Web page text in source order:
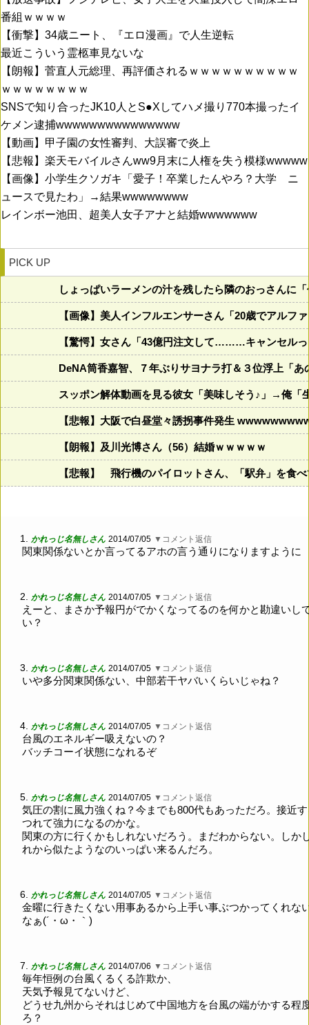
番組ｗｗｗｗ
【衝撃】34歳ニート、『エロ漫画』で人生逆転
最近こういう霊柩車見ないな
【朗報】菅直人元総理、再評価されるｗｗｗｗｗｗｗｗｗｗ
ｗｗｗｗｗｗｗｗ
SNSで知り合ったJK10人とS●Xしてハメ撮り770本撮ったイ
ケメン逮捕wwwwwwwwwwwwwww
【動画】甲子園の女性審判、大誤審で炎上
【悲報】楽天モバイルさんww9月末に人権を失う模様wwwww
【画像】小学生クソガキ「愛子！卒業したんやろ？大学 ニ
ュースで見たわ」→結果wwwwwwww
レインボー池田、超美人女子アナと結婚wwwwwww
PICK UP
しょっぱいラーメンの汁を残したら隣のおっさんに
【画像】美人インフルエンサーさん「20歳でアル
【驚愕】女さん「43億円注文して………キャンセル
DeNA筒香嘉智、７年ぶりサヨナラ打＆３位浮上「
スッポン解体動画を見る彼女「美味しそう♪」→俺
【悲報】大阪で白昼堂々誘拐事件発生
【朗報】及川光博さん（56）結婚ｗｗｗｗｗ
【悲報】 飛行機のパイロットさん、「駅弁」を食
1. かれっじ名無しさん 2014/07/05 ▼コメント返信
関東関係ないとか言ってるアホの言う通りになりますように
2. かれっじ名無しさん 2014/07/05 ▼コメント返信
えーと、まさか予報円がでかくなってるのを何かと勘違いし
い？
3. かれっじ名無しさん 2014/07/05 ▼コメント返信
いや多分関東関係ない、中部若干ヤバいくらいじゃね？
4. かれっじ名無しさん 2014/07/05 ▼コメント返信
台風のエネルギー吸えないの？
バッチコーイ状態になれるぞ
5. かれっじ名無しさん 2014/07/05 ▼コメント返信
気圧の割に風力強くね？今までも800代もあっただろ。接近
つれて強力になるのかな。
関東の方に行くかもしれないだろう。まだわからない。しか
れから似たようなのいっぱい来るんだろ。
6. かれっじ名無しさん 2014/07/05 ▼コメント返信
金曜に行きたくない用事あるから上手い事ぶつかってくれな
なぁ(´・ω・｀)
7. かれっじ名無しさん 2014/07/06 ▼コメント返信
毎年恒例の台風くるくる詐欺か、
天気予報見てないけど、
どうせ九州からそれはじめて中国地方を台風の端がかする程
ろ？